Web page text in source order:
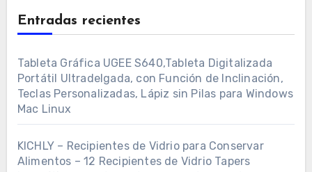
Entradas recientes
Tableta Gráfica UGEE S640,Tableta Digitalizada
Portátil Ultradelgada, con Función de Inclinación,
Teclas Personalizadas, Lápiz sin Pilas para Windows
Mac Linux
KICHLY – Recipientes de Vidrio para Conservar
Alimentos – 12 Recipientes de Vidrio Tapers